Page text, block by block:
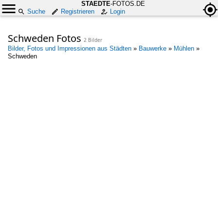
STAEDTE-FOTOS.DE
Suche
Registrieren Login
Schweden Fotos 2 Bilder
Bilder, Fotos und Impressionen aus Städten » Bauwerke » Mühlen »
Schweden